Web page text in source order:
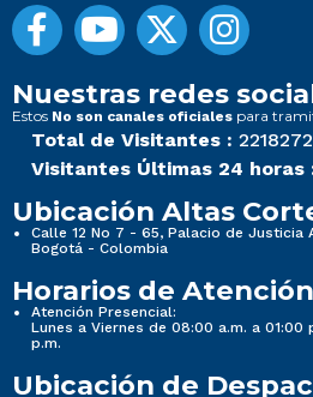
Nuestras redes
Estos No son canales oficiales para
Total de Visitantes :
Visitantes Últimas 24 horas
Ubicación Altas
Calle 12 No 7 - 65, Palacio de Justicia
Bogotá - Colombia
Horarios de
Atención Presencial:
Lunes a Viernes de 08:00 a.m. a 01:00
p.m.
Ubicación de